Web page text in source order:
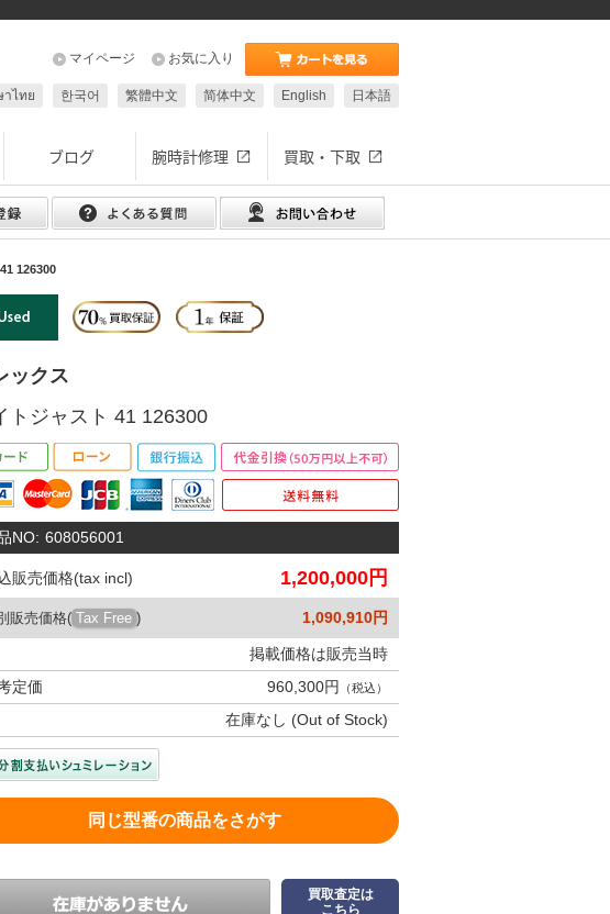
お気に入り
マイページ
日本語
English
简体中文
繁體中文
한국어
าไทย
ブログ 腕時計修理 買取・下取
126300
ックス
トジャスト 41 126300
NO: 608056001
販売価格(tax incl) 1,200,000円
販売価格( Tax Free ) 1,090,910円
掲載価格は販売当時
定価
960,300円 （税込）
在庫なし (Out of Stock)
同じ型番の商品をさがす
買取査定は
こちら